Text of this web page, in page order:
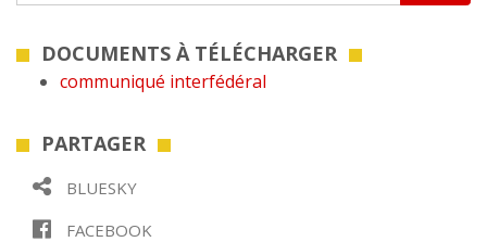
DOCUMENTS À TÉLÉCHARGER
communiqué interfédéral
PARTAGER
BLUESKY
FACEBOOK